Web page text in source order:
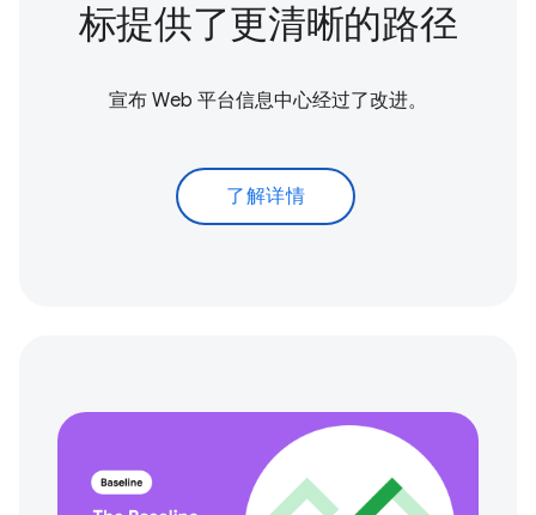
标提供了更清晰的路径
宣布 Web 平台信息中心经过了改进。
了解详情